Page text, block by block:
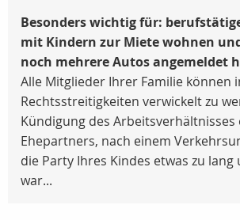
Besonders wichtig für:
mit Kindern zur Miete wohnen
noch mehrere Autos angemeldet
Alle Mitglieder Ihrer Familie können
Rechtsstreitigkeiten verwickelt zu
Kündigung des Arbeitsverhältnisses
Ehepartners, nach einem
die Party Ihres Kindes etwas zu lang
war...